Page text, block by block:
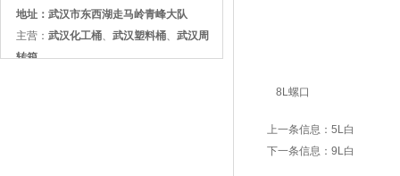
地址：武汉市东西湖走马岭青峰大队
主营： 武汉化工桶、 武汉塑料桶、 武汉周
转箱
8L螺口
上一条信息： 5L白
下一条信息： 9L白